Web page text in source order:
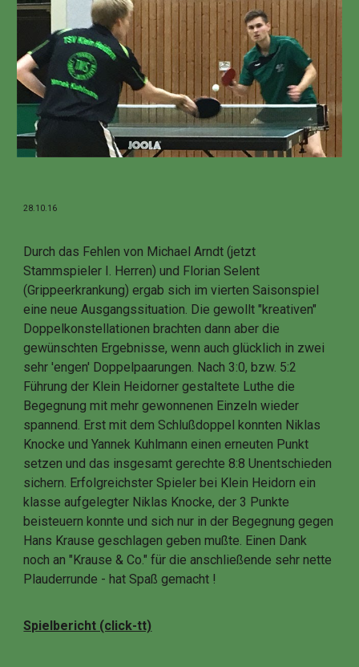
28.10.16
Durch das Fehlen von Michael Arndt (jetzt
Stammspieler I. Herren) und Florian Selent
(Grippeerkrankung) ergab sich im vierten Saisonspiel
eine neue Ausgangssituation. Die gewollt "kreativen"
Doppelkonstellationen brachten dann aber die
gewünschten Ergebnisse, wenn auch glücklich in zwei
sehr 'engen' Doppelpaarungen. Nach 3:0, bzw. 5:2
Führung der Klein Heidorner gestaltete Luthe die
Begegnung mit mehr gewonnenen Einzeln wieder
spannend. Erst mit dem Schlußdoppel konnten Niklas
Knocke und Yannek Kuhlmann einen erneuten Punkt
setzen und das insgesamt gerechte 8:8 Unentschieden
sichern. Erfolgreichster Spieler bei Klein Heidorn ein
klasse aufgelegter Niklas Knocke, der 3 Punkte
beisteuern konnte und sich nur in der Begegnung gegen
Hans Krause geschlagen geben mußte. Einen Dank
noch an "Krause & Co." für die anschließende sehr nette
Plauderrunde - hat Spaß gemacht !
Spielbericht (click-tt)